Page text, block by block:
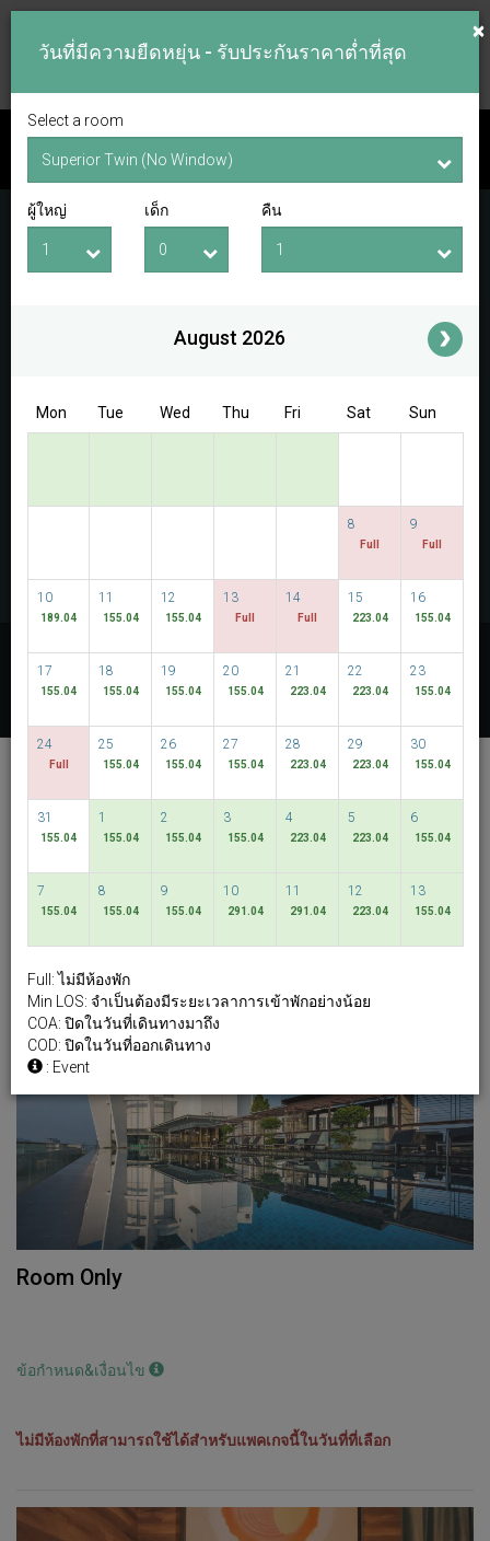
ตรวจสอบห้องว่าง
วันที่เช็คอิน วันที่เช็คเอาท์
Access/Discount Code
ค้นพบราคาที่ต่ำที่สุดของเรา
วันที่มีความยืดหยุ่น
Upper View Regalia
Hotel Kuala Lumpur
Kuala Lumpur
Room Only
ข้อกำหนด&เงื่อนไข
ไม่มีห้องพักที่สามารถใช้ได้สำหรับแพคเกจนี้ในวันที่ที่เลือก
×
วันที่มีความยืดหยุ่น - รับประกันราคาต่ำที่สุด
Select a room
ผู้ใหญ่ เด็ก คืน
August 2026
Mon Tue Wed Thu Fri Sat Sun
8
Full
9
Full
10
189.04
11
155.04
12
155.04
13
Full
14
Full
15
223.04
16
155.04
17
155.04
18
155.04
19
155.04
20
155.04
21
223.04
22
223.04
23
155.04
24
Full
25
155.04
26
155.04
27
155.04
28
223.04
29
223.04
30
155.04
31
155.04
1
155.04
2
155.04
3
155.04
4
223.04
5
223.04
6
155.04
7
155.04
8
155.04
9
155.04
10
291.04
11
291.04
12
223.04
13
155.04
Full: ไม่มีห้องพัก
Min LOS: จำเป็นต้องมีระยะเวลาการเข้าพักอย่างน้อย
COA: ปิดในวันที่เดินทางมาถึง
COD: ปิดในวันที่ออกเดินทาง
: Event